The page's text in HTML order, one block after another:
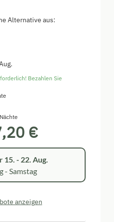
Alternative aus:
Bezahlen Sie
€
15. - 22. Aug.
- Samstag
anzeigen